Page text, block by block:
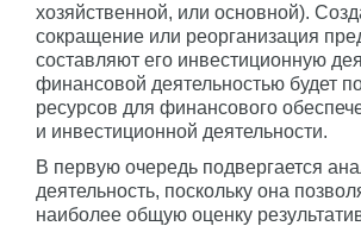
хозяйственной, или основной).
сокращение или реорганизация
составляют его инвестиционную
финансовой деятельностью будет
ресурсов для финансового
и инвестиционной деятельности.
В первую очередь подвергается
деятельность, поскольку она
наиболее общую оценку